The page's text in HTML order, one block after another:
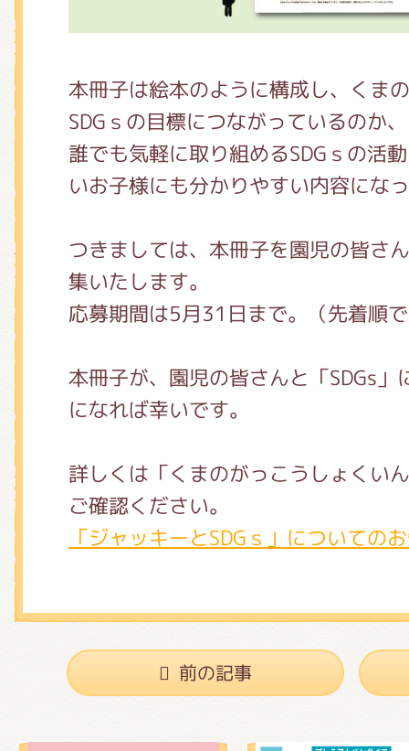
本冊子は絵本のように構成し、くま
SDGｓの目標につながっているのか
誰でも気軽に取り組めるSDGｓの活
いお子様にも分かりやすい内容にな
つきましては、本冊子を園児の皆さ
集いたします。
応募期間は5月31日まで。（先着順
本冊子が、園児の皆さんと「SDGs
になれば幸いです。
詳しくは「くまのがっこうしょくい
ご確認ください。
「ジャッキーとSDGｓ」についての
前の記事